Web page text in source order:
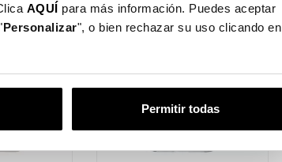
AQUÍ para más información. Puedes aceptar
Personalizar", o bien rechazar su uso clicando en
Permitir todas